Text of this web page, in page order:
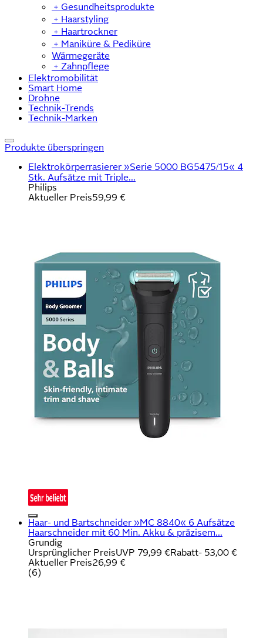
﹢ Gesundheitsprodukte
﹢ Haarstyling
﹢ Haartrockner
﹢ Maniküre & Pediküre
Wärmegeräte
﹢ Zahnpflege
Elektromobilität
Smart Home
Drohne
Technik-Trends
Technik-Marken
Produkte überspringen
Elektrokörperrasierer »Serie 5000 BG5475/15« 4
Stk. Aufsätze mit Triple...
Philips
Aktueller Preis59,99 €
Haar- und Bartschneider »MC 8840« 6 Aufsätze
Haarschneider mit 60 Min. Akku & präzisem...
Grundig
Ursprünglicher PreisUVP 79,99 €Rabatt- 53,00 €
Aktueller Preis26,99 €
(6)